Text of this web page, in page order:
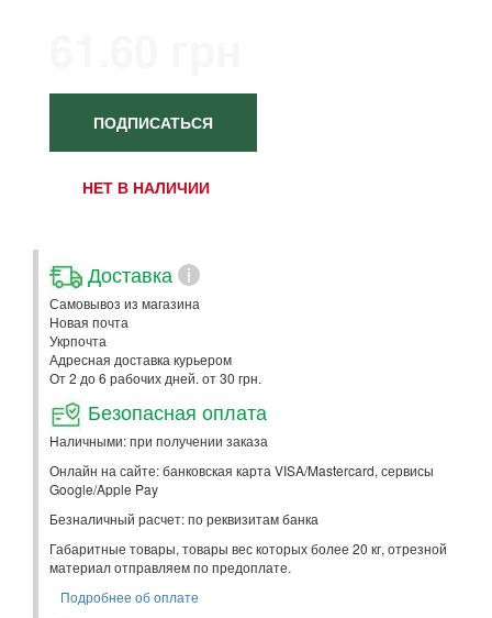
ПОДПИСАТЬСЯ
НЕТ В НАЛИЧИИ
Доставка i
Самовывоз из магазина
Новая почта
Укрпочта
Адресная доставка курьером
От 2 до 6 рабочих дней. от 30 грн.
Безопасная оплата
Наличными: при получении заказа
Онлайн на сайте: банковская карта VISA/Mastercard, сервисы
Google/Apple Pay
Безналичный расчет: по реквизитам банка
Габаритные товары, товары вес которых более 20 кг, отрезной
материал отправляем по предоплате.
Подробнее об оплате